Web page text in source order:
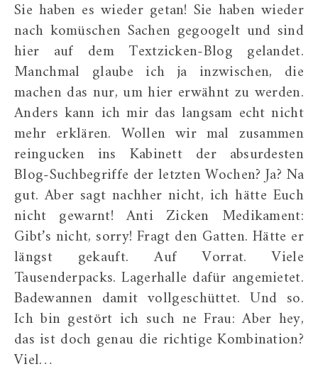
Sie haben es wieder getan! Sie haben wieder
nach komüschen Sachen gegoogelt und sind
hier auf dem Textzicken-Blog gelandet.
Manchmal glaube ich ja inzwischen, die
machen das nur, um hier erwähnt zu werden.
Anders kann ich mir das langsam echt nicht
mehr erklären. Wollen wir mal zusammen
reingucken ins Kabinett der absurdesten
Blog-Suchbegriffe der letzten Wochen? Ja? Na
gut. Aber sagt nachher nicht, ich hätte Euch
nicht gewarnt! Anti Zicken Medikament:
Gibt’s nicht, sorry! Fragt den Gatten. Hätte er
längst gekauft. Auf Vorrat. Viele
Tausenderpacks. Lagerhalle dafür angemietet.
Badewannen damit vollgeschüttet. Und so.
Ich bin gestört ich such ne Frau: Aber hey,
das ist doch genau die richtige Kombination?
Viel…